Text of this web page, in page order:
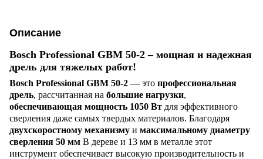
Описание
Bosch Professional GBM 50-2 – мощная и надежная
дрель для тяжелых работ!
Bosch Professional GBM 50-2 — это профессиональная
дрель, рассчитанная на большие нагрузки,
обеспечивающая мощность 1050 Вт для эффективного
сверления даже самых твердых материалов. Благодаря
двухскоростному механизму и максимальному диаметру
сверления 50 мм В дереве и 13 мм в металле этот
инструмент обеспечивает высокую производительность и